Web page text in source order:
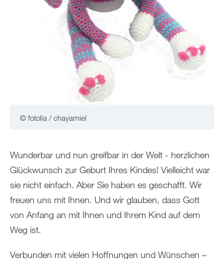
© fotolia / chayamiel
Wunderbar und nun greifbar in der Welt - herzlichen
Glückwunsch zur Geburt Ihres Kindes! Vielleicht war
sie nicht einfach. Aber Sie haben es geschafft. Wir
freuen uns mit Ihnen. Und wir glauben, dass Gott
von Anfang an mit Ihnen und Ihrem Kind auf dem
Weg ist.
Verbunden mit vielen Hoffnungen und Wünschen –